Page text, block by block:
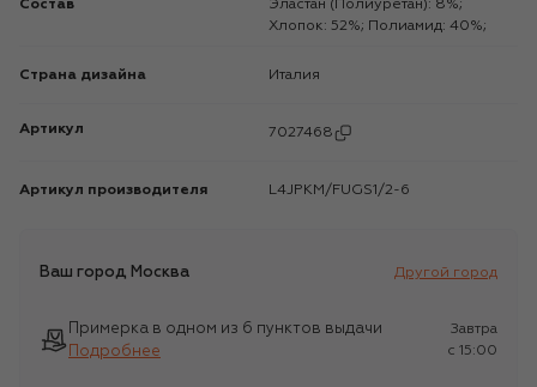
Состав
Эластан (Полиуретан): 8%;
Хлопок: 52%; Полиамид: 40%;
Страна дизайна Италия
Артикул 7027468
Артикул производителя L4JPKM/FUGS1/2-6
Ваш город Москва Другой город
Примерка в одном из 6 пунктов выдачи
Подробнее
Завтра
c 15:00